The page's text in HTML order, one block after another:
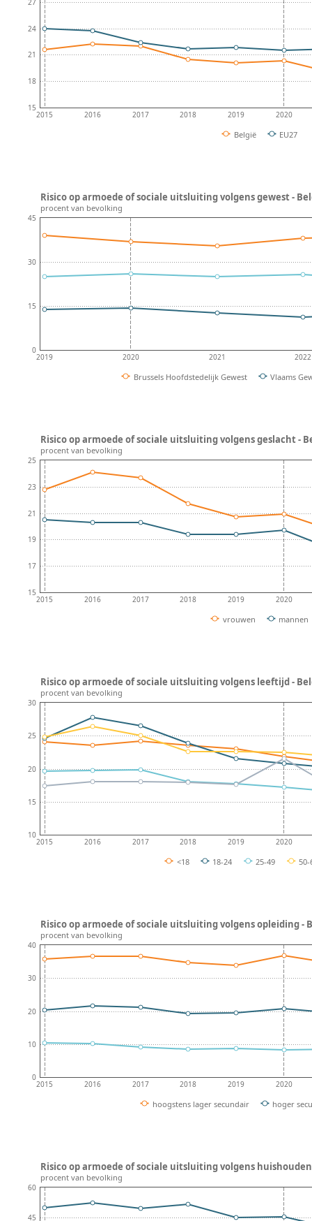
2015 2016 2017 2018 2019 2020
15
18
21
24
België EU27
2019 2020 2021 2022
0
15
30
45
Brussels Hoofdstedelijk Gewest Vlaams
Risico op armoede of sociale uitsluiting volgens gewest -
procent van bevolking
2015 2016 2017 2018 2019 2020
15
17
19
21
23
25
vrouwen mannen
Risico op armoede of sociale uitsluiting volgens geslacht -
procent van bevolking
2015 2016 2017 2018 2019 2020
10
15
20
25
30
<18 18-24 25-49
Risico op armoede of sociale uitsluiting volgens leeftijd -
procent van bevolking
2015 2016 2017 2018 2019 2020
0
10
20
30
40
hoogstens lager secundair hoger
Risico op armoede of sociale uitsluiting volgens opleiding -
procent van bevolking
45
60
Risico op armoede of sociale uitsluiting volgens
procent van bevolking